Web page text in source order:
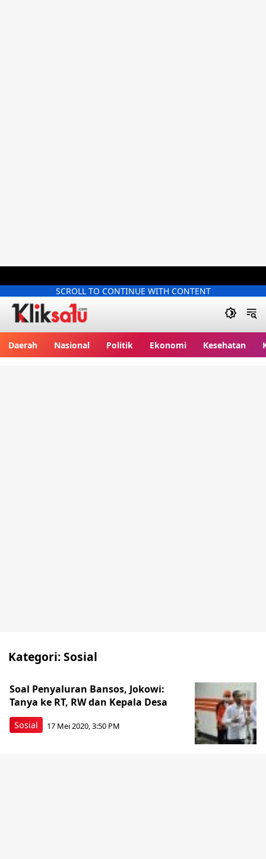
SCROLL TO CONTINUE WITH CONTENT
Daerah Nasional Politik Ekonomi Kesehatan
Kategori:Sosial
Sosial
Soal Penyaluran Bansos, Jokowi:
Tanya ke RT, RW dan Kepala Desa
17 Mei 2020, 3:50 PM